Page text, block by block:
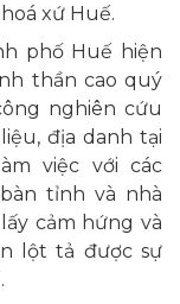
xứ Huế.
phố Huế hiện
thần cao quý
nghiên cứu
địa danh tại
việc với các
tỉnh và nhà
cảm hứng và
lột tả được sự